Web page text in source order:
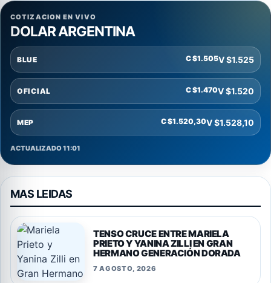
COTIZACION EN VIVO
DOLAR ARGENTINA
BLUE C $1.505V $1.525
OFICIAL C $1.470V $1.520
MEP C $1.520,30V $1.528,10
ACTUALIZADO 11:01
MAS LEIDAS
TENSO CRUCE ENTRE MARIELA
PRIETO Y YANINA ZILLI EN GRAN
HERMANO GENERACIÓN DORADA
7 AGOSTO, 2026